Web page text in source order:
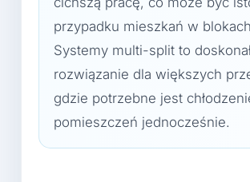
przypadku mieszkań w
Systemy multi-split to
rozwiązanie dla większych
gdzie potrzebne jest
pomieszczeń jednocześnie.